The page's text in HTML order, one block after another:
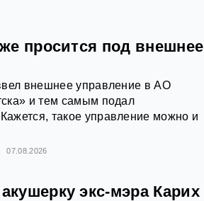
просится под внешнее
внешнее управление в АО
и тем самым подал
такое управление можно и
07.08.2026
экс-мэра Карих